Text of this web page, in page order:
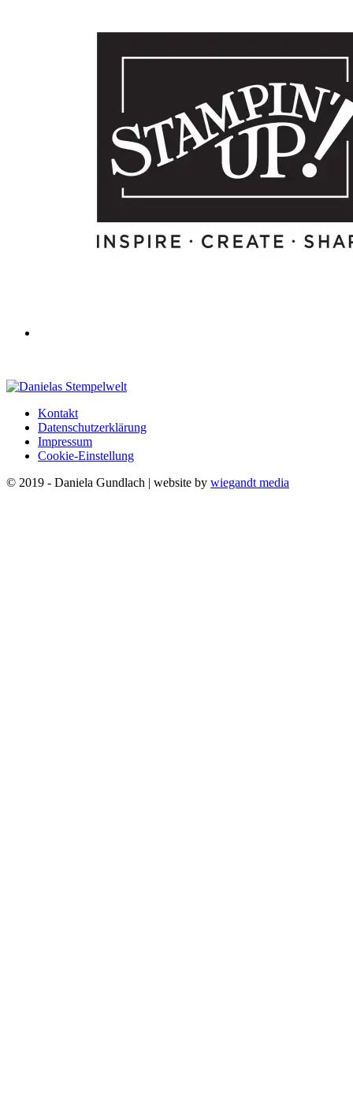
Kontakt
Datenschutzerklärung
Impressum
Cookie-Einstellung
© 2019 - Daniela Gundlach | website by wiegandt media